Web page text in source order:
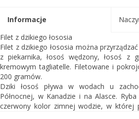
Informacje
Filet z dzikiego łososia
Filet z dzikiego łososia można
z piekarnika, łosoś wędzony, łosoś z
kremowym tagliatelle. Filetowane i
200 gramów.
Dziki łosoś pływa w wodach u
Północnej, w Kanadzie i na Alasce.
czerwony kolor zimnej wodzie, w której